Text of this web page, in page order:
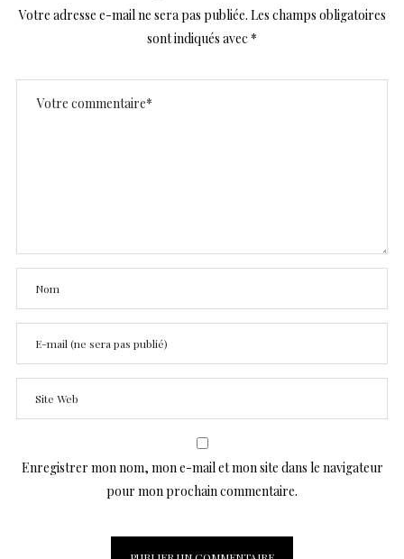
Votre adresse e-mail ne sera pas publiée. Les champs obligatoires
sont indiqués avec *
Enregistrer mon nom, mon e-mail et mon site dans le navigateur
pour mon prochain commentaire.